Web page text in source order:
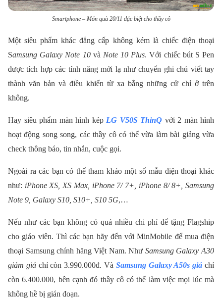
Smartphone – Món quà 20/11 đặc biệt cho thầy cô
Một siêu phẩm khác đẳng cấp không kém là chiếc điện thoại
Samsung Galaxy Note 10và Note 10 Plus. Với chiếc bút S Pen
được tích hợp các tính năng mới lạ như chuyển ghi chú viết tay
thành văn bản và điều khiển từ xa bằng những cử chỉ ở trên
không.
Hay siêu phẩm màn hình kép LG V50S ThinQ với 2 màn hình
hoạt động song song, các thầy cô có thể vừa làm bài giảng vừa
check thông báo, tin nhắn, cuộc gọi.
Ngoài ra các bạn có thể tham khảo một số mẫu điện thoại khác
như: iPhone XS, XS Max, iPhone 7/ 7+, iPhone 8/ 8+, Samsung
Note 9, Galaxy S10, S10+, S10 5G,…
Nếu như các bạn không có quá nhiều chi phí để tặng Flagship
cho giáo viên. Thì các bạn hãy đến với MinMobile để mua điện
thoại Samsung chính hãng Việt Nam. Như Samsung Galaxy A30
giảm giáchỉ còn 3.990.000đ. Và Samsung Galaxy A50s giá chỉ
còn 6.400.000, bên cạnh đó thầy cô có thể làm việc mọi lúc mà
không hề bị gián đoạn.